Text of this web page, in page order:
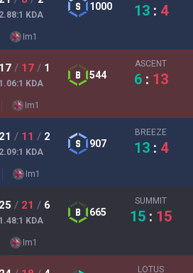
2.88:1 KDA
1000 13 : 4
Im1
17 / 17 / 1
1.06:1 KDA
544
ASCENT
6 : 13
Im1
21 / 11 / 2
2.09:1 KDA
907
BREEZE
13 : 4
Im1
25 / 21 / 6
1.48:1 KDA
665
SUMMIT
15 : 15
Im1
LOTUS